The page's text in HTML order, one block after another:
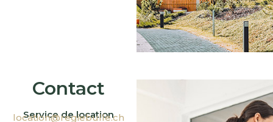
Contact
Service de location
location@regiebulle.ch